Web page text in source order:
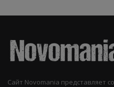
Сайт Novomania представляет